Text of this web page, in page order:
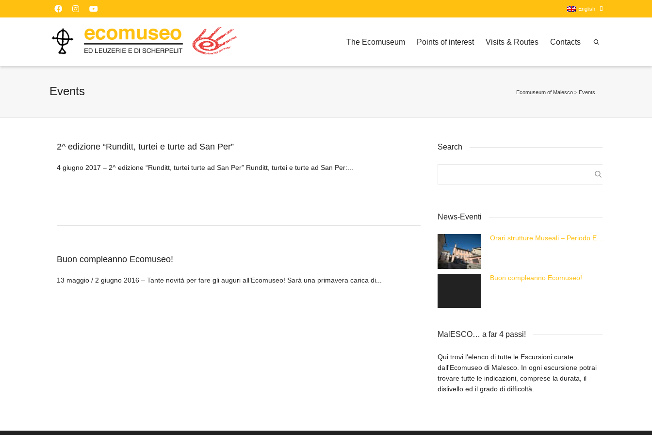
English
English
The Ecomuseum Points of interest Visits & Routes Contacts
Events Ecomuseum of Malesco > Events
2^ edizione “Runditt, turtei e turte ad San Per”
4 giugno 2017 – 2^ edizione “Runditt, turtei turte ad San Per” Runditt, turtei e turte ad San Per:...
Buon compleanno Ecomuseo!
13 maggio / 2 giugno 2016 – Tante novità per fare gli auguri all’Ecomuseo! Sarà una primavera carica di...
Search
News-Eventi
Buon compleanno Ecomuseo!
MalESCO… a far 4 passi!
Qui trovi l'elenco di tutte le Escursioni curate
dall'Ecomuseo di Malesco. In ogni escursione potrai
trovare tutte le indicazioni, comprese la durata, il
dislivello ed il grado di difficoltà.